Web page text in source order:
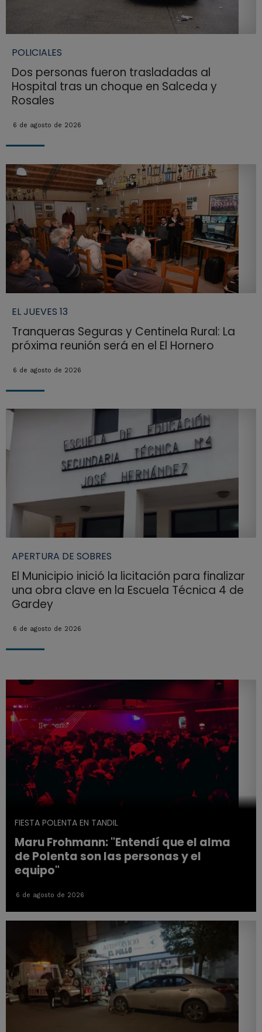
POLICIALES
Dos personas fueron trasladadas al
Hospital tras un choque en Salceda y
Rosales
6 de agosto de 2026
EL JUEVES 13
Tranqueras Seguras y Centinela Rural: La
próxima reunión será en el El Hornero
6 de agosto de 2026
APERTURA DE SOBRES
El Municipio inició la licitación para finalizar
una obra clave en la Escuela Técnica 4 de
Gardey
6 de agosto de 2026
FIESTA POLENTA EN TANDIL
Maru Frohmann: "Entendí que el alma
de Polenta son las personas y el
equipo"
6 de agosto de 2026